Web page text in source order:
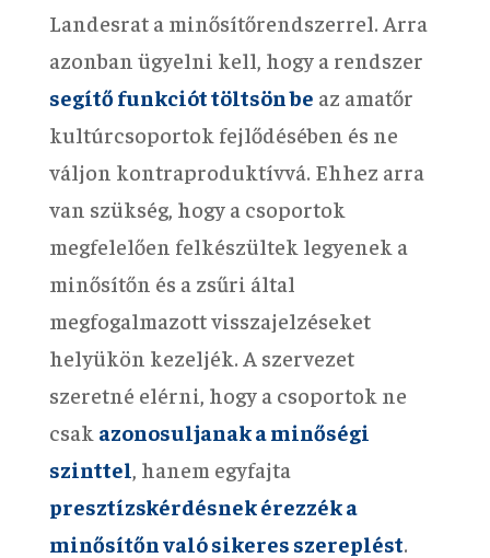
Landesrat a minősítőrendszerrel. Arra
azonban ügyelni kell, hogy a rendszer
segítő funkciót töltsön be az amatőr
kultúrcsoportok fejlődésében és ne
váljon kontraproduktívvá. Ehhez arra
van szükség, hogy a csoportok
megfelelően felkészültek legyenek a
minősítőn és a zsűri által
megfogalmazott visszajelzéseket
helyükön kezeljék. A szervezet
szeretné elérni, hogy a csoportok ne
csak azonosuljanak a minőségi
szinttel, hanem egyfajta
presztízskérdésnek érezzék a
minősítőn való sikeres szereplést.